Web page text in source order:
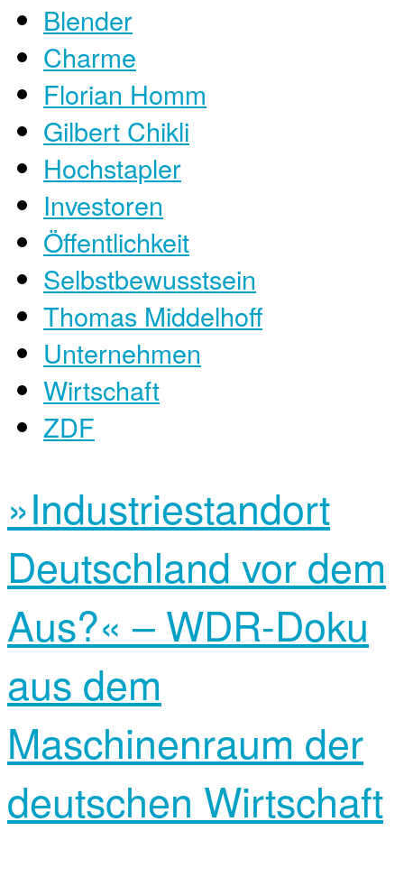
Blender
Charme
Florian Homm
Gilbert Chikli
Hochstapler
Investoren
Öffentlichkeit
Selbstbewusstsein
Thomas Middelhoff
Unternehmen
Wirtschaft
ZDF
»Industriestandort
Deutschland vor dem
Aus?« – WDR-Doku
aus dem
Maschinenraum der
deutschen Wirtschaft